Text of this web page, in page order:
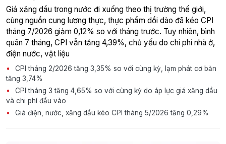
Giá xăng dầu trong nước đi xuống theo thị trường thế giới,
cùng nguồn cung lương thực, thực phẩm dồi dào đã kéo CPI
tháng 7/2026 giảm 0,12% so với tháng trước. Tuy nhiên, bình
quân 7 tháng, CPI vẫn tăng 4,39%, chủ yếu do chi phí nhà ở,
điện nước, vật liệu
CPI tháng 2/2026 tăng 3,35% so với cùng kỳ, lạm phát cơ bản
tăng 3,74%
CPI tháng 3 tăng 4,65% so với cùng kỳ do áp lực giá xăng dầu
và chi phí đầu vào
Giá điện, nước, xăng dầu kéo CPI tháng 5/2026 tăng 0,29%